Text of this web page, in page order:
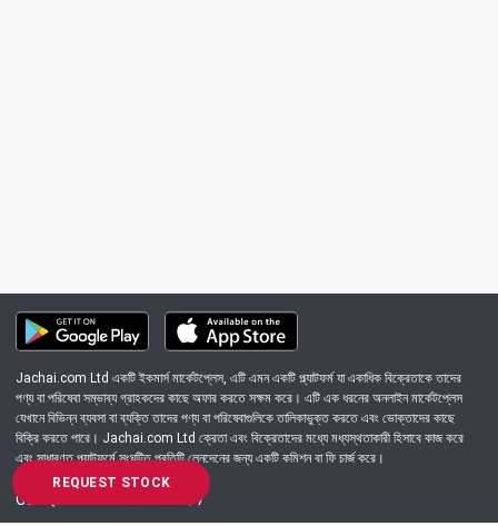
REQUEST STOCK
Jachai.com Ltd একটি ইকমার্স মার্কেটপ্লেস, এটি এমন একটি প্ল্যাটফর্ম যা একাধিক বিক্রেতাকে তাদের
পণ্য বা পরিষেবা সম্ভাব্য গ্রাহকদের কাছে অফার করতে সক্ষম করে। এটি এক ধরনের অনলাইন মার্কেটপ্লেস
যেখানে বিভিন্ন ব্যবসা বা ব্যক্তি তাদের পণ্য বা পরিষেবাগুলিকে তালিকাভুক্ত করতে এবং ভোক্তাদের কাছে
বিক্রি করতে পারে। Jachai.com Ltd ক্রেতা এবং বিক্রেতাদের মধ্যে মধ্যস্থতাকারী হিসাবে কাজ করে
এবং সাধারণত প্ল্যাটফর্মে সংঘটিত প্রতিটি লেনদেনের জন্য একটি কমিশন বা ফি চার্জ করে।
Got Question? Call us 24/7